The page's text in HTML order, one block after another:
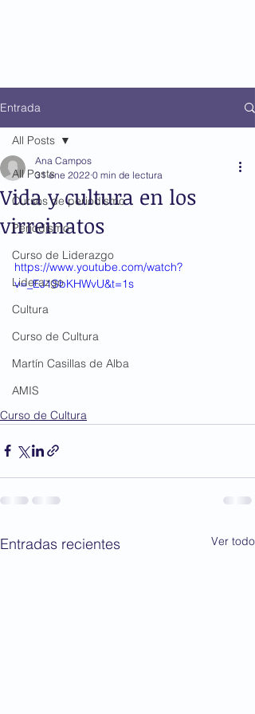
Entrada
All Posts
Cursos de periodismo
Periodismo
Curso de Liderazgo
Liderazgo
Cultura
Curso de Cultura
Martín Casillas de Alba
AMIS
All Posts
Vida y cultura en los
virreinatos
Ana Campos
31 ene 2022 0 min de lectura
https://www.youtube.com/watch?
v=_EJ1SbKHWvU&t=1s
Curso de Cultura
Entradas recientes Ver todo